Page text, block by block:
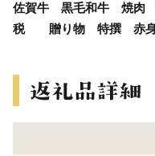
佐賀牛 黒毛和牛 焼
税 贈り物 特撰 赤